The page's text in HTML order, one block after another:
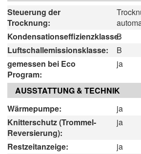
Steuerung der
Trocknung:
Kondensationseffizienzklasse:
B
Luftschallemissionsklasse:
B
gemessen bei Eco
Program:
ja
AUSSTATTUNG & TECHNIK
Wärmepumpe:
ja
Knitterschutz (Trommel-
Reversierung):
ja
Restzeitanzeige:
ja